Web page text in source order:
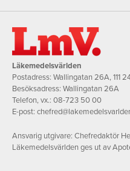
Läkemedelsvärlden
Postadress: Wallingatan 26A, 111
Besöksadress: Wallingatan 26A
Telefon, vx.: 08-723 50 00
E-post:
Ansvarig utgivare: Chefredaktör
Läkemedelsvärlden ges ut av